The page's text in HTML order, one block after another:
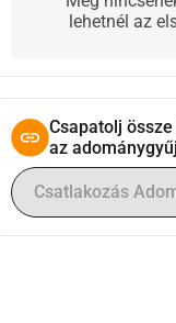
lehetnél az
Csapatolj
az
Csatlakozás